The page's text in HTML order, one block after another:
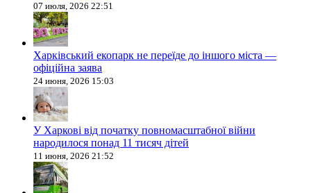
07 июля, 2026 22:51
Харківський екопарк не переїде до іншого міста —
офіційна заява
24 июня, 2026 15:03
У Харкові від початку повномасштабної війни
народилося понад 11 тисяч дітей
11 июня, 2026 21:52